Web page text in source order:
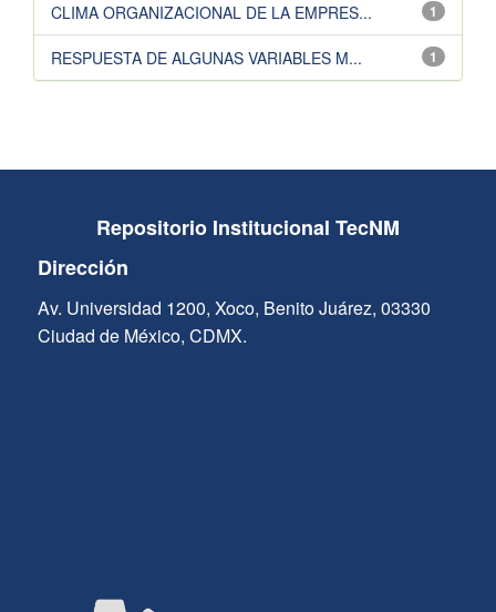
1
CLIMA ORGANIZACIONAL DE LA EMPRES...
1
RESPUESTA DE ALGUNAS VARIABLES M...
Repositorio Institucional TecNM
Dirección
Av. Universidad 1200, Xoco, Benito Juárez, 03330
Ciudad de México, CDMX.